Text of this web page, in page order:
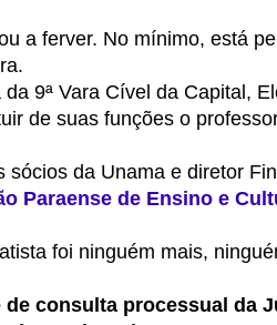
a ferver. No mínimo, está
9ª Vara Cível da Capital,
de suas funções o
da Unama e diretor
Paraense de Ensino e
foi ninguém mais,
consulta processual da